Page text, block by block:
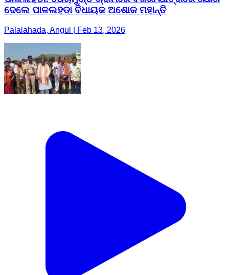
ଦେଲେ ପାଳଲହଡା ବିଧାୟକ ଅଶୋକ ମହାନ୍ତି
Palalahada, Angul | Feb 13, 2026